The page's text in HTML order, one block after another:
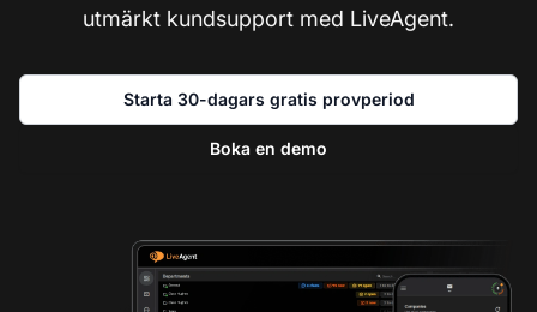
utmärkt kundsupport med LiveAgent.
Starta 30-dagars gratis provperiod
Boka en demo